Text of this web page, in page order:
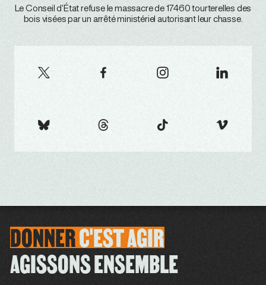
Le Conseil d’État refuse le massacre de 17460 tourterelles des
bois visées par un arrêté ministériel autorisant leur chasse.
DONNERC'ESTAGIR
AGISSONS ENSEMBLE